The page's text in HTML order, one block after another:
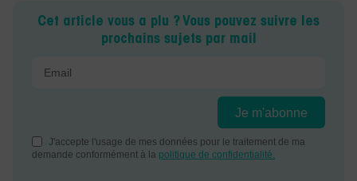
Cet article vous a plu ? Vous pouvez suivre les
prochains sujets par mail